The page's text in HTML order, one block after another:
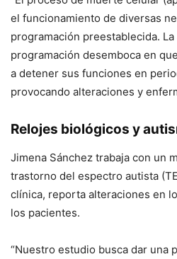
el funcionamiento de diversas
programación preestablecida.
programación desemboca en
a detener sus funciones en
provocando alteraciones y
Relojes biológicos y
Jimena Sánchez trabaja con un
trastorno del espectro autista
clínica, reporta alteraciones en
los pacientes.
“Nuestro estudio busca dar una